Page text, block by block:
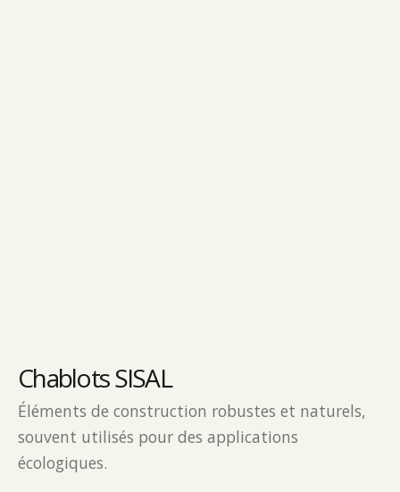
Chablots SISAL
Éléments de construction robustes et naturels,
souvent utilisés pour des applications
écologiques.